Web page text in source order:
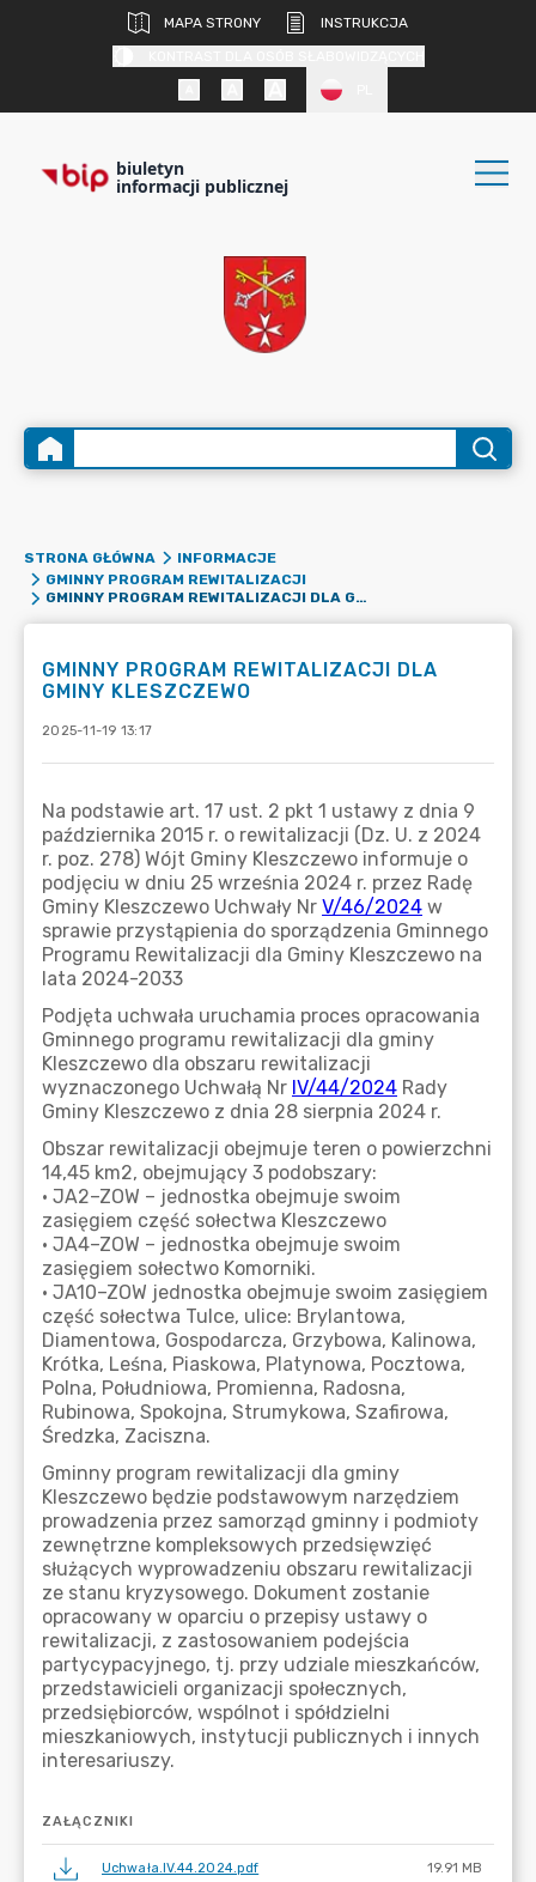
MAPA STRONY
INSTRUKCJA
biuletyn
informacji publicznej
STRONA GŁÓWNA
INFORMACJE
GMINNY PROGRAM REWITALIZACJI
GMINNY PROGRAM REWITALIZACJI DLA GMINY KLESZCZEWO
GMINNY PROGRAM REWITALIZACJI DLA
GMINY KLESZCZEWO
2025-11-19 13:17
ZAŁĄCZNIKI
Uchwała.IV.44.2024.pdf 19.91 MB